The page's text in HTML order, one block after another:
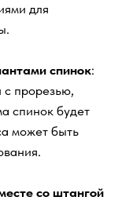
для
спинок:
с прорезью,
спинок будет
может быть
со штангой